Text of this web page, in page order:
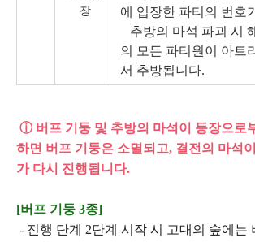
장
에 입장한 파티의 번호
추방의 마석 파괴 시
의 모든 파티원이 아트
서 추방됩니다.
ⓘ 버프 기둥 및 추방의 마석이 등장으로
하면 버프 기둥은 소멸되고, 결전의 마석
가 다시 진행됩니다.
[버프 기둥 3종]
- 진행 단계 2단계 시작 시 고대의 숲에는